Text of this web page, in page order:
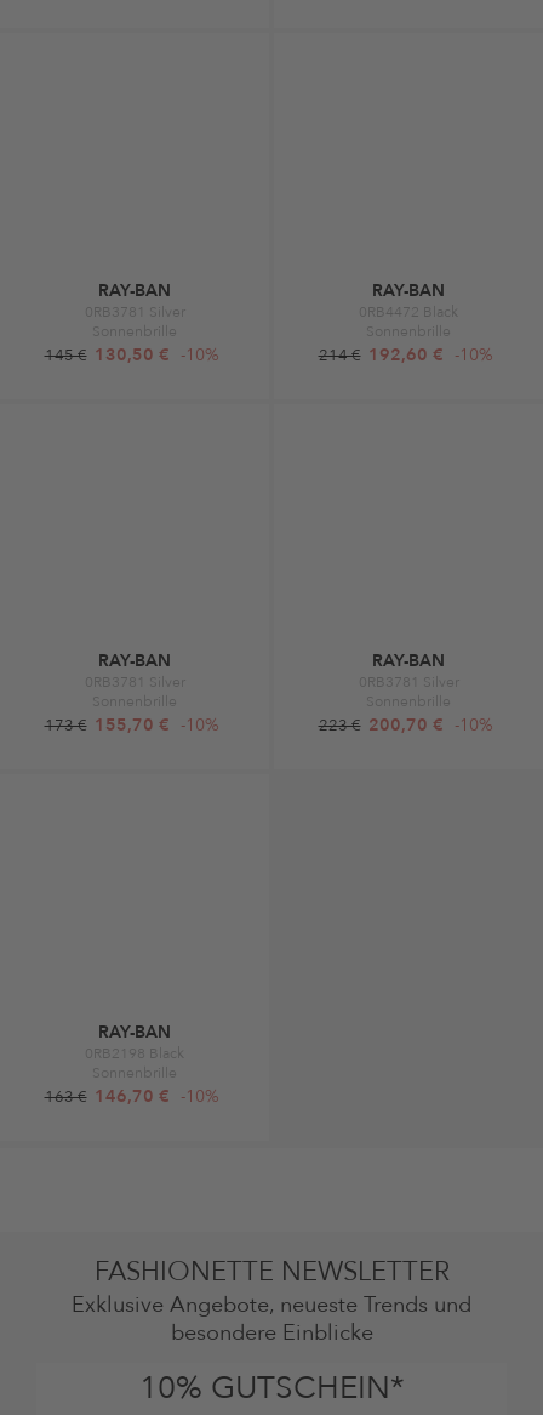
RAY-BAN
0RB3781 Silver
Sonnenbrille
145 € 130,50 € -10%
RAY-BAN
0RB4472 Black
Sonnenbrille
214 € 192,60 € -10%
RAY-BAN
0RB3781 Silver
Sonnenbrille
173 € 155,70 € -10%
RAY-BAN
0RB3781 Silver
Sonnenbrille
223 € 200,70 € -10%
RAY-BAN
0RB2198 Black
Sonnenbrille
163 € 146,70 € -10%
FASHIONETTE NEWSLETTER
Exklusive Angebote, neueste Trends und
besondere Einblicke
10% GUTSCHEIN*